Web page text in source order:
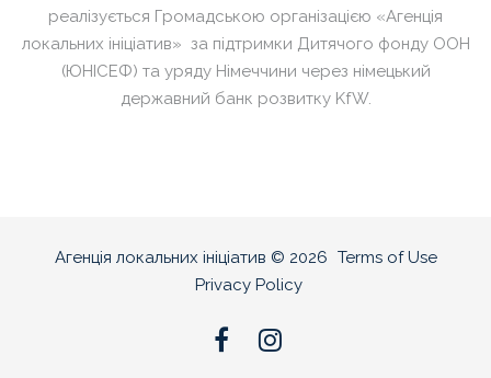
реалізується Громадською організацією «Агенція
локальних ініціатив» за підтримки Дитячого фонду ООН
(ЮНІСЕФ) та уряду Німеччини через німецький
державний банк розвитку KfW.
Агенція локальних ініціатив © 2026 Terms of Use
Privacy Policy